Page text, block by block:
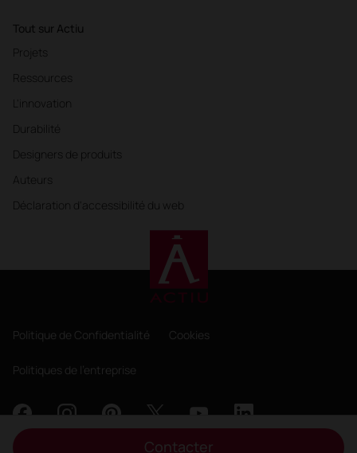
Tout sur Actiu
Projets
Ressources
L'innovation
Durabilité
Designers de produits
Auteurs
Déclaration d'accessibilité du web
Politique de Confidentialité Cookies
Politiques de l'entreprise
Contacter